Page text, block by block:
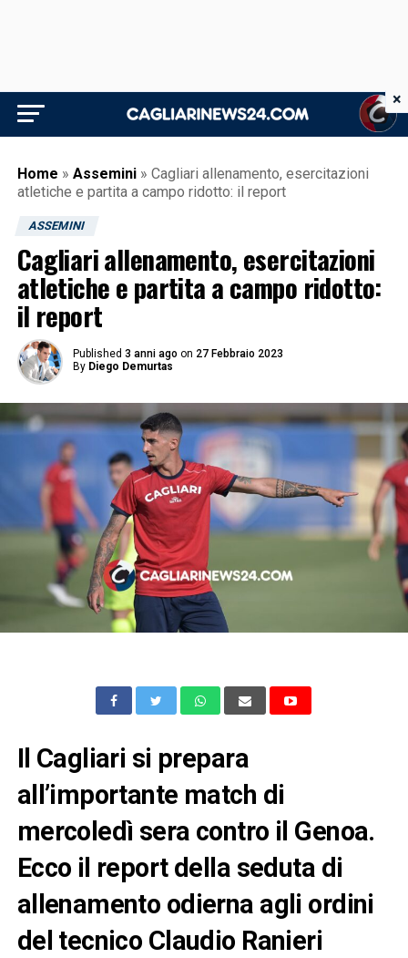
Home » Assemini » Cagliari allenamento, esercitazioni
atletiche e partita a campo ridotto: il report
ASSEMINI
Cagliari allenamento, esercitazioni
atletiche e partita a campo ridotto:
il report
Published 3 anni ago on 27 Febbraio 2023
By Diego Demurtas
Il Cagliari si prepara
all’importante match di
mercoledì sera contro il Genoa.
Ecco il report della seduta di
allenamento odierna agli ordini
del tecnico Claudio Ranieri
×